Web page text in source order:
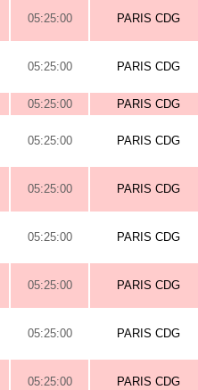
05:25:00 PARIS CDG
05:25:00 PARIS CDG
05:25:00 PARIS CDG
05:25:00 PARIS CDG
05:25:00 PARIS CDG
05:25:00 PARIS CDG
05:25:00 PARIS CDG
05:25:00 PARIS CDG
05:25:00 PARIS CDG